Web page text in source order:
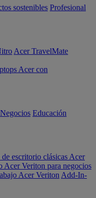
sostenibles Profesional
Acer TravelMate
Acer con
Negocios Educación
escritorio clásicas Acer
Acer Veriton para negocios
Acer Veriton Add-In-